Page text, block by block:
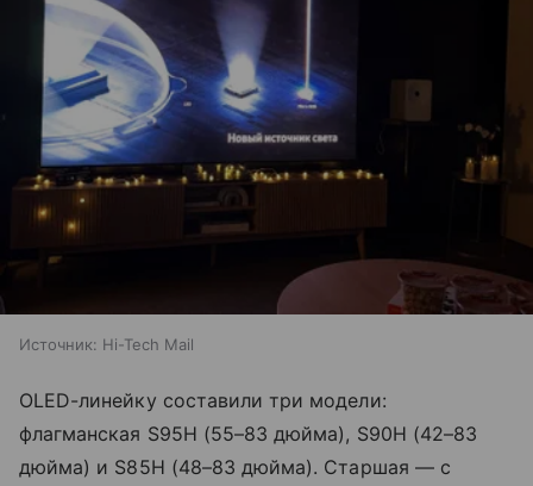
Источник: Hi-Tech Mail
OLED-линейку составили три модели:
флагманская S95H (55–83 дюйма), S90H (42–83
дюйма) и S85H (48–83 дюйма). Старшая — с